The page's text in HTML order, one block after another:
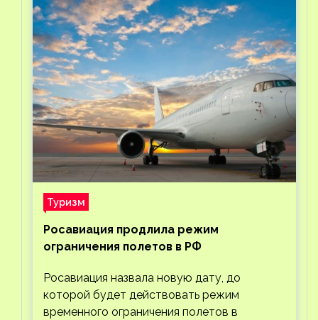
Туризм
Росавиация продлила режим
ограничения полетов в РФ
Росавиация назвала новую дату, до
которой будет действовать режим
временного ограничения полетов в